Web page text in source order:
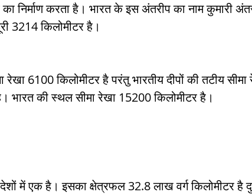
निर्माण करता है। भारत के इस अंतरीप का नाम कुमारी
3214 किलोमीटर है।
रेखा 6100 किलोमीटर है परंतु भारतीय दीपों की तटीय
भारत की स्थल सीमा रेखा 15200 किलोमीटर है।
में एक है। इसका क्षेत्रफल 32.8 लाख वर्ग किलोमीटर है